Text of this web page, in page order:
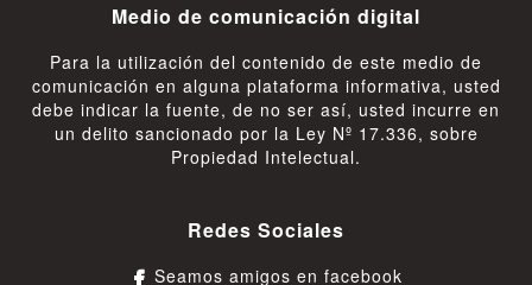
Medio de comunicación digital
Para la utilización del contenido de este medio de
comunicación en alguna plataforma informativa, usted
debe indicar la fuente, de no ser así, usted incurre en
un delito sancionado por la Ley Nº 17.336, sobre
Propiedad Intelectual.
Redes Sociales
Seamos amigos en facebook